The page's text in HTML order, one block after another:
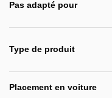
Pas adapté pour
Type de produit
Placement en voiture